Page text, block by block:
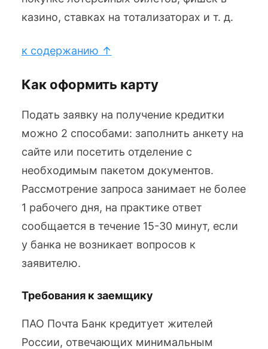
казино, ставках на тотализаторах и т. д.
к содержанию ↑
Как оформить карту
Подать заявку на получение кредитки
можно 2 способами: заполнить анкету на
сайте или посетить отделение с
необходимым пакетом документов.
Рассмотрение запроса занимает не более
1 рабочего дня, на практике ответ
сообщается в течение 15-30 минут, если
у банка не возникает вопросов к
заявителю.
Требования к заемщику
ПАО Почта Банк кредитует жителей
России, отвечающих минимальным